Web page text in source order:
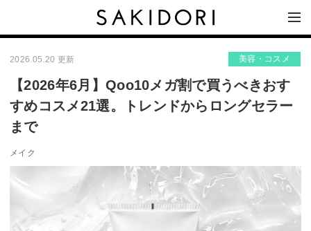
2026.05.20 更新 美容・コスメ
【2026年6月】Qoo10メガ割で買うべきおす
すめコスメ21選。トレンドからロングセラー
まで
メイク